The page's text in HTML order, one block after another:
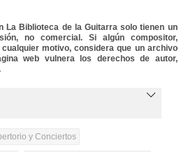
La Biblioteca de la Guitarra solo tienen un
no comercial. Si algún compositor,
motivo, considera que un archivo
web vulnera los derechos de autor,
y Conciertos